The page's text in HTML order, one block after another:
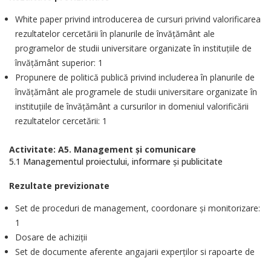
White paper privind introducerea de cursuri privind valorificarea
rezultatelor cercetării în planurile de învăţământ ale
programelor de studii universitare organizate în instituţiile de
învăţământ superior: 1
Propunere de politică publică privind includerea în planurile de
învăţământ ale programele de studii universitare organizate în
instituţiile de învăţământ a cursurilor in domeniul valorificării
rezultatelor cercetării: 1
Activitate: A5. Management și comunicare
5.1 Managementul proiectului, informare și publicitate
Rezultate previzionate
Set de proceduri de management, coordonare și monitorizare:
1
Dosare de achiziții
Set de documente aferente angajarii experților si rapoarte de